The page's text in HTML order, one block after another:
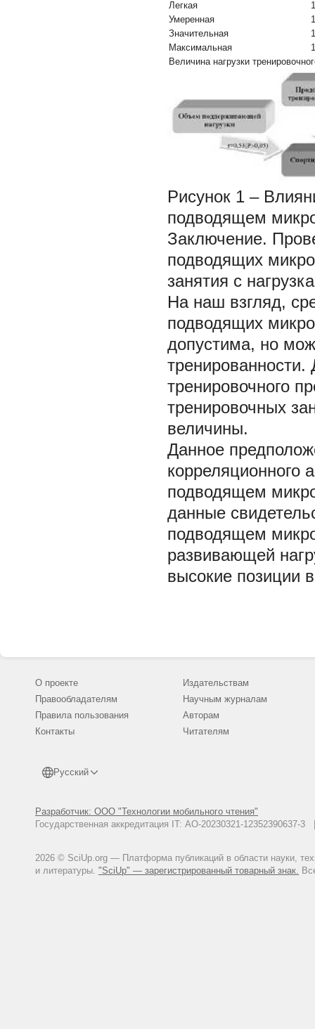
Легкая
Умеренная
Значительная
Максимальная
Величина нагрузки
Рисунок 1 –
подводящем
Заключение.
подводящих
занятия с
На наш взгляд,
подводящих
допустима, но
тренировочного
тренировочных
величины.
Данное
корреляционного
подводящем
данные
подводящем
развивающей
высокие позиции
О проекте
Правообладателям
Правила пользования
Контакты
Русский
Разработчик: ООО "Технологии мобильного чтения"
Государственная аккредитация IT: АО-20230321-
2026 © SciUp.org — Платформа публикаций в области науки,
и литературы. "SciUp" — зарегистрированный товарный знак.
Издательствам
Научным журналам
Авторам
Читателям